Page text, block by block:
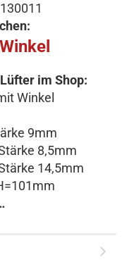
im Shop:
Winkel
9mm
8,5mm
14,5mm